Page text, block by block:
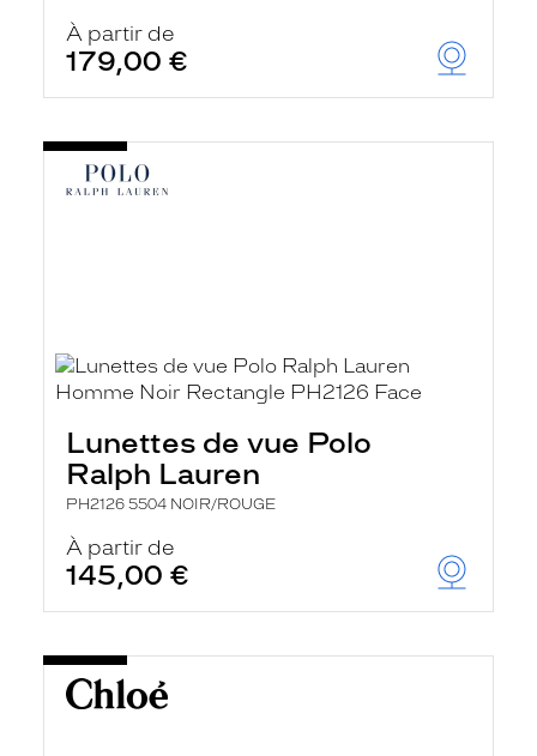
À partir de
179,00 €
Lunettes de vue Polo
Ralph Lauren
PH2126 5504 NOIR/ROUGE
À partir de
145,00 €